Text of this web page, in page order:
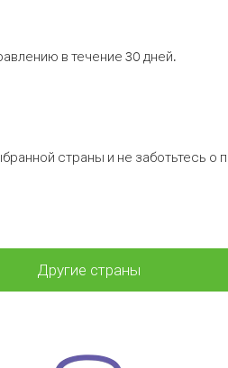
в течение 30 дней.
страны и не заботьтесь о
Другие страны